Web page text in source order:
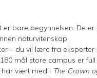
bare begynnelsen. De er
naturvitenskap,
– du vil lære fra eksperter
mål store campus er
har vært med i The Crown